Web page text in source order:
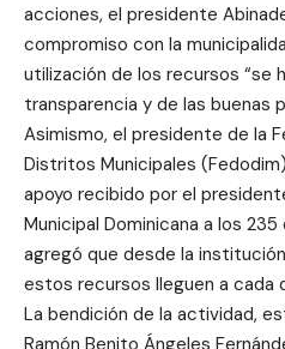
acciones, el presidente
compromiso con la
utilización de los recursos “se
transparencia y de las buenas
Asimismo, el presidente de la
Distritos Municipales
apoyo recibido por el
Municipal Dominicana a los
agregó que desde la
estos recursos lleguen a cada
La bendición de la actividad,
Ramón Benito Ángeles